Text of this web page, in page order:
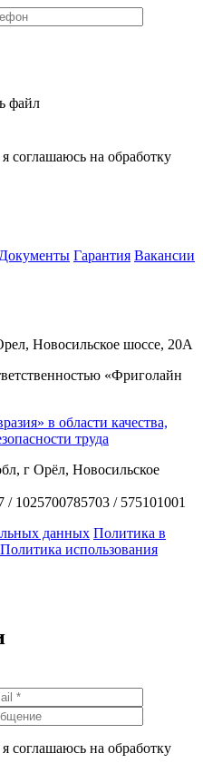
файл
соглашаюсь на обработку
Документы Гарантия Вакансии
Новосильское шоссе, 20А
«Фриголайн
в области качества,
труда
г Орёл, Новосильское
/ 575101001
данных Политика в
Политика использования
соглашаюсь на обработку